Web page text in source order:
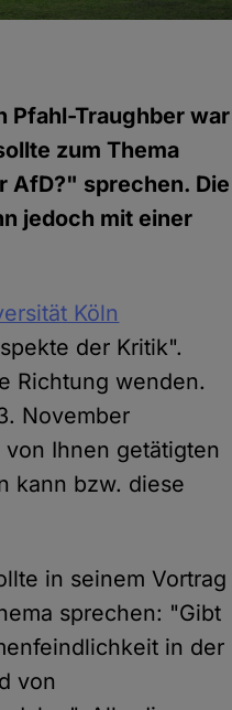
Pfahl-Traughber war
zum Thema
AfD?" sprechen. Die
jedoch mit einer
Köln
der Kritik".
Richtung wenden.
November
Ihnen getätigten
kann bzw. diese
in seinem Vortrag
sprechen: "Gibt
in der
von